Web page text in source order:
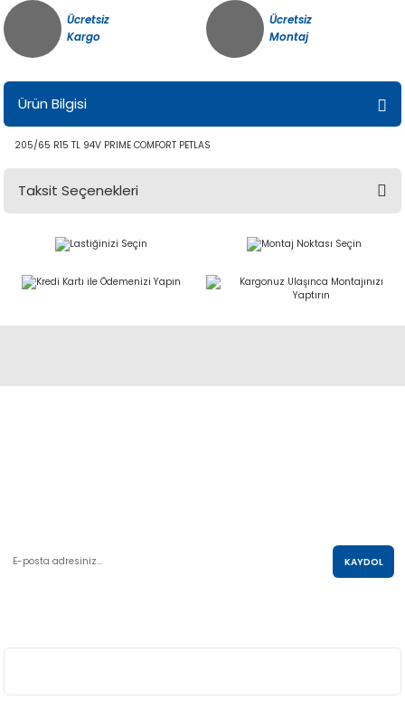
Ücretsiz
Kargo
Ücretsiz
Montaj
Ürün Bilgisi
205/65 R15 TL 94V PRIME COMFORT PETLAS
Taksit Seçenekleri
KAYDOL